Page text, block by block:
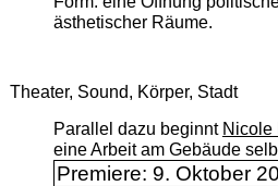
ästhetischer Räume.
Theater, Sound, Körper, Stadt
Parallel dazu beginnt Nicole
eine Arbeit am Gebäude
Premiere: 9. Oktober